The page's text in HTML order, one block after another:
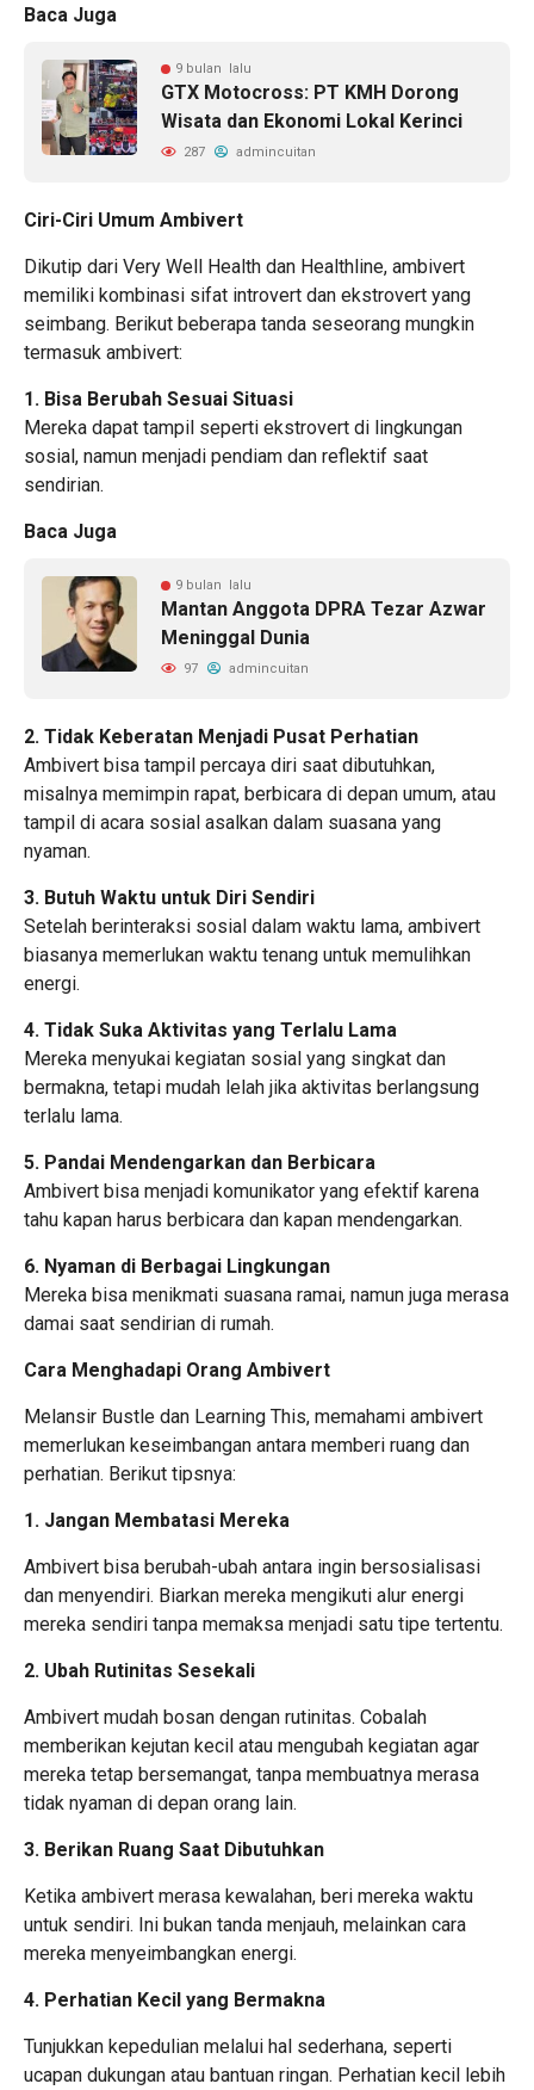
Baca Juga
9 bulan lalu
GTX Motocross: PT KMH Dorong
Wisata dan Ekonomi Lokal Kerinci
287 admincuitan
Ciri-Ciri Umum Ambivert
Dikutip dari Very Well Health dan Healthline, ambivert
memiliki kombinasi sifat introvert dan ekstrovert yang
seimbang. Berikut beberapa tanda seseorang mungkin
termasuk ambivert:
1. Bisa Berubah Sesuai Situasi
Mereka dapat tampil seperti ekstrovert di lingkungan
sosial, namun menjadi pendiam dan reflektif saat
sendirian.
Baca Juga
9 bulan lalu
Mantan Anggota DPRA Tezar Azwar
Meninggal Dunia
97 admincuitan
2. Tidak Keberatan Menjadi Pusat Perhatian
Ambivert bisa tampil percaya diri saat dibutuhkan,
misalnya memimpin rapat, berbicara di depan umum, atau
tampil di acara sosial asalkan dalam suasana yang
nyaman.
3. Butuh Waktu untuk Diri Sendiri
Setelah berinteraksi sosial dalam waktu lama, ambivert
biasanya memerlukan waktu tenang untuk memulihkan
energi.
4. Tidak Suka Aktivitas yang Terlalu Lama
Mereka menyukai kegiatan sosial yang singkat dan
bermakna, tetapi mudah lelah jika aktivitas berlangsung
terlalu lama.
5. Pandai Mendengarkan dan Berbicara
Ambivert bisa menjadi komunikator yang efektif karena
tahu kapan harus berbicara dan kapan mendengarkan.
6. Nyaman di Berbagai Lingkungan
Mereka bisa menikmati suasana ramai, namun juga merasa
damai saat sendirian di rumah.
Cara Menghadapi Orang Ambivert
Melansir Bustle dan Learning This, memahami ambivert
memerlukan keseimbangan antara memberi ruang dan
perhatian. Berikut tipsnya:
1. Jangan Membatasi Mereka
Ambivert bisa berubah-ubah antara ingin bersosialisasi
dan menyendiri. Biarkan mereka mengikuti alur energi
mereka sendiri tanpa memaksa menjadi satu tipe tertentu.
2. Ubah Rutinitas Sesekali
Ambivert mudah bosan dengan rutinitas. Cobalah
memberikan kejutan kecil atau mengubah kegiatan agar
mereka tetap bersemangat, tanpa membuatnya merasa
tidak nyaman di depan orang lain.
3. Berikan Ruang Saat Dibutuhkan
Ketika ambivert merasa kewalahan, beri mereka waktu
untuk sendiri. Ini bukan tanda menjauh, melainkan cara
mereka menyeimbangkan energi.
4. Perhatian Kecil yang Bermakna
Tunjukkan kepedulian melalui hal sederhana, seperti
ucapan dukungan atau bantuan ringan. Perhatian kecil lebih